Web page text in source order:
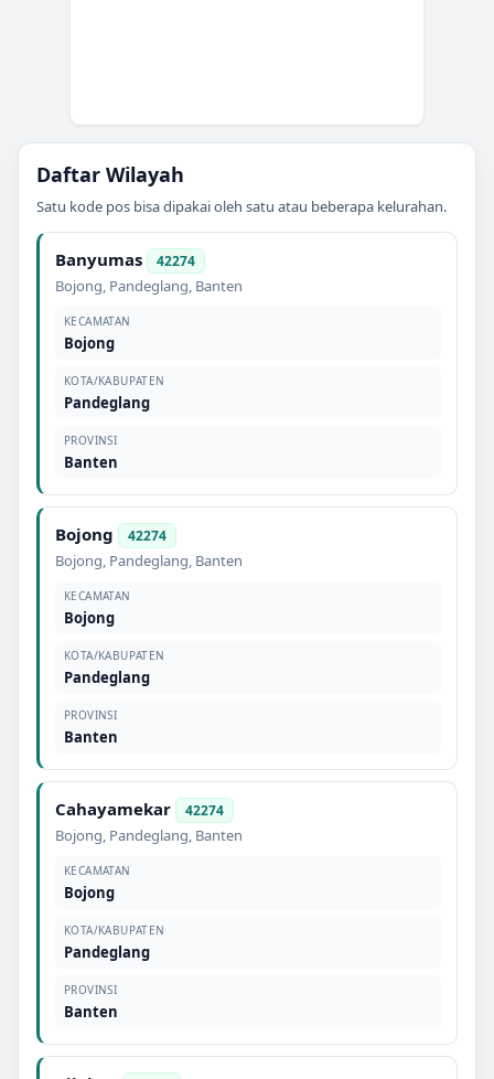
Daftar Wilayah
Satu kode pos bisa dipakai oleh satu atau beberapa kelurahan.
Banyumas 42274
Bojong, Pandeglang, Banten
KECAMATAN
Bojong
KOTA/KABUPATEN
Pandeglang
PROVINSI
Banten
Bojong 42274
Bojong, Pandeglang, Banten
KECAMATAN
Bojong
KOTA/KABUPATEN
Pandeglang
PROVINSI
Banten
Cahayamekar 42274
Bojong, Pandeglang, Banten
KECAMATAN
Bojong
KOTA/KABUPATEN
Pandeglang
PROVINSI
Banten